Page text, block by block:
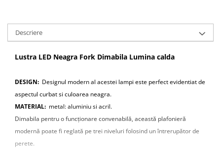
Descriere
Lustra LED Neagra Fork Dimabila Lumina calda
DESIGN: Designul modern al acestei lampi este perfect evidentiat de
aspectul curbat si culoarea neagra.
MATERIAL: metal: aluminiu si acril.
Dimabila pentru o funcționare convenabilă, această plafonieră
modernă poate fi reglată pe trei niveluri folosind un întrerupător de
perete.